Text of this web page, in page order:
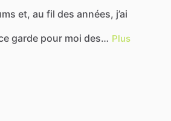
et, au fil des années, j’ai
garde pour moi des… Plus